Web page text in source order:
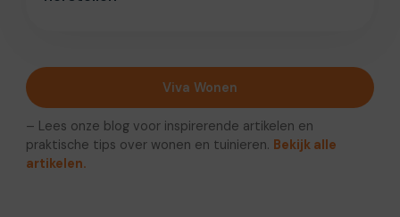
Viva Wonen
– Lees onze blog voor inspirerende artikelen en
praktische tips over wonen en tuinieren. Bekijk alle
artikelen.